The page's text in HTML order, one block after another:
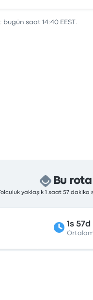
saat 14:40 EEST.
Bu
yaklaşık 1 saat 57
1s 57d